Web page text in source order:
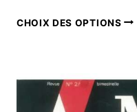
CHOIX DES OPTIONS